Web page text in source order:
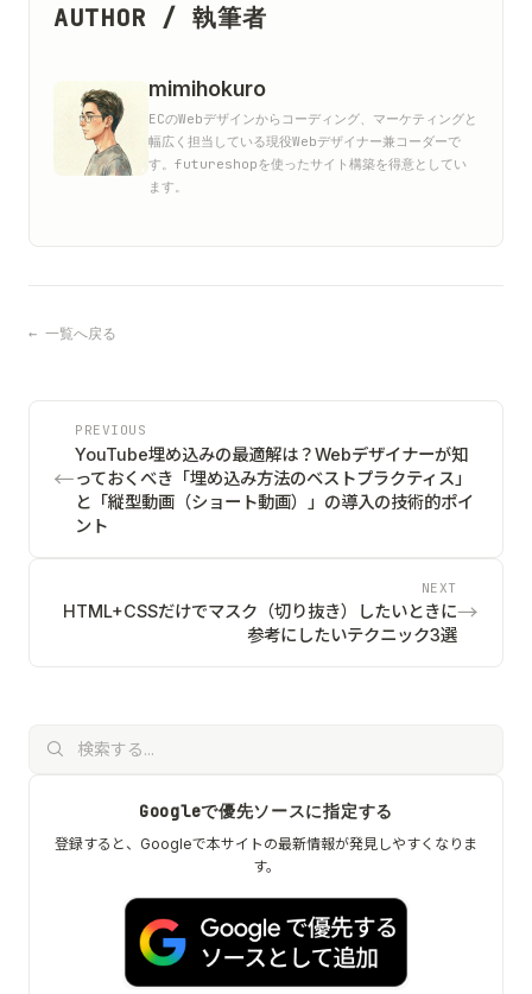
AUTHOR / 執筆者
mimihokuro
ECのWebデザインからコーディング、マーケティングと
幅広く担当している現役Webデザイナー兼コーダーで
す。futureshopを使ったサイト構築を得意としてい
ます。
← 一覧へ戻る
PREVIOUS
YouTube埋め込みの最適解は？Webデザイナーが知
っておくべき「埋め込み方法のベストプラクティス」
と「縦型動画（ショート動画）」の導入の技術的ポイ
ント
NEXT
HTML+CSSだけでマスク（切り抜き）したいときに
参考にしたいテクニック3選
Googleで優先ソースに指定する
登録すると、Googleで本サイトの最新情報が発見しやすくなりま
す。